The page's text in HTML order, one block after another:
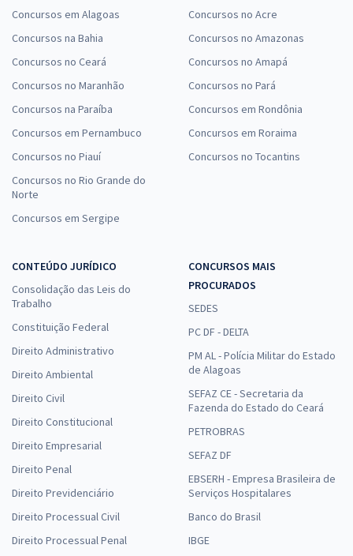
Concursos em Alagoas
Concursos na Bahia
Concursos no Ceará
Concursos no Maranhão
Concursos na Paraíba
Concursos em Pernambuco
Concursos no Piauí
Concursos no Rio Grande do
Norte
Concursos em Sergipe
Concursos no Acre
Concursos no Amazonas
Concursos no Amapá
Concursos no Pará
Concursos em Rondônia
Concursos em Roraima
Concursos no Tocantins
CONTEÚDO JURÍDICO
Consolidação das Leis do
Trabalho
Constituição Federal
Direito Administrativo
Direito Ambiental
Direito Civil
Direito Constitucional
Direito Empresarial
Direito Penal
Direito Previdenciário
Direito Processual Civil
Direito Processual Penal
CONCURSOS MAIS
PROCURADOS
SEDES
PC DF - DELTA
PM AL - Polícia Militar do Estado
de Alagoas
SEFAZ CE - Secretaria da
Fazenda do Estado do Ceará
PETROBRAS
SEFAZ DF
EBSERH - Empresa Brasileira de
Serviços Hospitalares
Banco do Brasil
IBGE